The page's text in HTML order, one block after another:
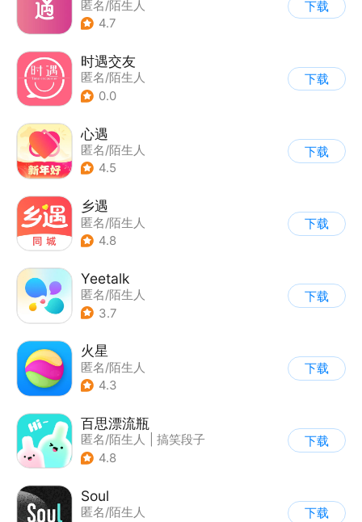
匿名/陌生人
4.7
下载
时遇交友
匿名/陌生人
0.0
下载
心遇
匿名/陌生人
4.5
下载
乡遇
匿名/陌生人
4.8
下载
Yeetalk
匿名/陌生人
3.7
下载
火星
匿名/陌生人
4.3
下载
百思漂流瓶
匿名/陌生人
搞笑段子
4.8
下载
Soul
匿名/陌生人
下载